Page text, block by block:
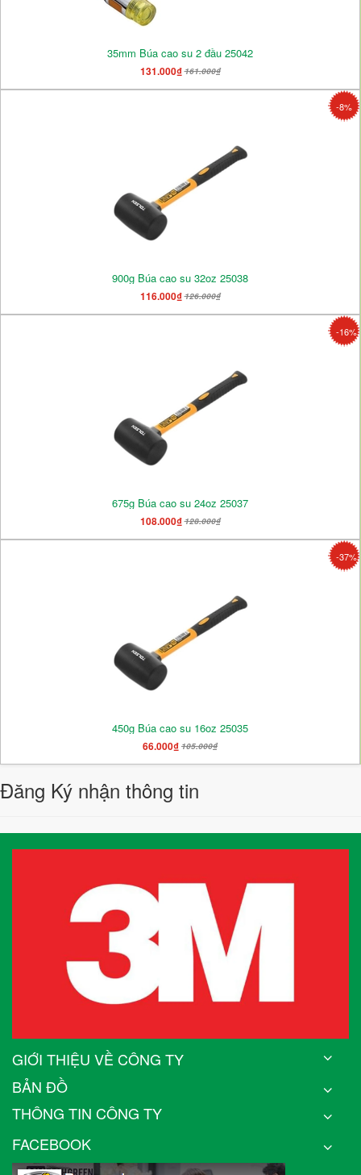
35mm Búa cao su 2 đầu 25042
131.000₫161.000₫
-8%
900g Búa cao su 32oz 25038
116.000₫126.000₫
-16%
675g Búa cao su 24oz 25037
108.000₫128.000₫
-37%
450g Búa cao su 16oz 25035
66.000₫ 105.000₫
Đăng Ký nhận thông tin
GIỚI THIỆU VỀ CÔNG TY
BẢN ĐỒ
THÔNG TIN CÔNG TY
FACEBOOK